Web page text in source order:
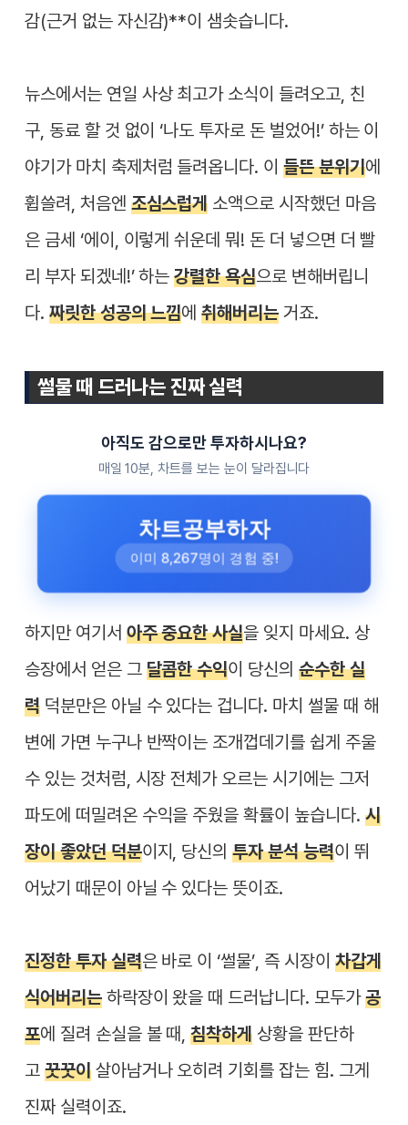
감(근거 없는 자신감)**이 샘솟습니다.
뉴스에서는 연일 사상 최고가 소식이 들려오고, 친
구, 동료 할 것 없이 ‘나도 투자로 돈 벌었어!’ 하는 이
야기가 마치 축제처럼 들려옵니다. 이 들뜬 분위기에
휩쓸려, 처음엔 조심스럽게 소액으로 시작했던 마음
은 금세 ‘에이, 이렇게 쉬운데 뭐! 돈 더 넣으면 더 빨
리 부자 되겠네!’ 하는강렬한 욕심으로 변해버립니
다. 짜릿한 성공의 느낌에취해버리는 거죠.
썰물 때 드러나는 진짜 실력
아직도 감으로만 투자하시나요?
매일 10분, 차트를 보는 눈이 달라집니다
차트공부하자
이미 8,267명이 경험 중!
하지만 여기서 아주 중요한 사실을 잊지 마세요. 상
승장에서 얻은 그 달콤한 수익이 당신의 순수한 실
력덕분만은 아닐 수 있다는 겁니다. 마치 썰물 때 해
변에 가면 누구나 반짝이는 조개껍데기를 쉽게 주울
수 있는 것처럼, 시장 전체가 오르는 시기에는 그저
파도에 떠밀려온 수익을 주웠을 확률이 높습니다. 시
장이 좋았던 덕분이지, 당신의투자 분석 능력이 뛰
어났기 때문이 아닐 수 있다는 뜻이죠.
진정한 투자 실력은 바로 이 ‘썰물’, 즉 시장이 차갑게
식어버리는하락장이 왔을 때 드러납니다. 모두가공
포에 질려 손실을 볼 때,침착하게 상황을 판단하
고 꿋꿋이살아남거나 오히려 기회를 잡는 힘. 그게
진짜 실력이죠.